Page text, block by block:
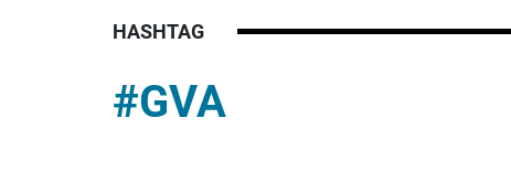
HASHTAG
#GVA